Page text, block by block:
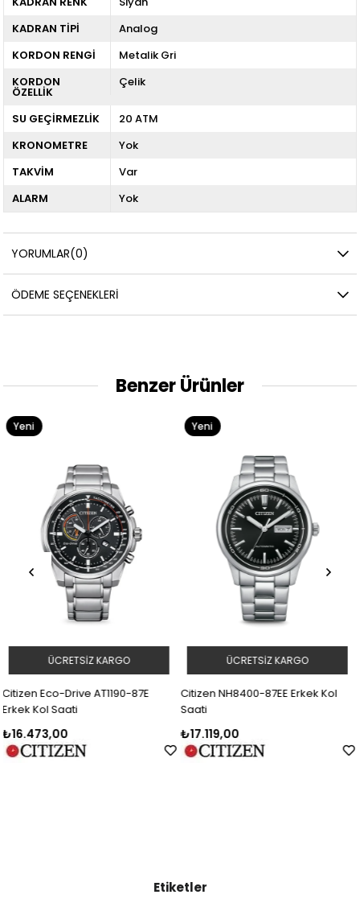
KADRAN TİPİ
Analog
KORDON RENGİ
Metalik Gri
KORDON
ÖZELLİK
Çelik
SU GEÇİRMEZLİK
20 ATM
KRONOMETRE
Yok
TAKVİM
Var
ALARM
Yok
YORUMLAR(0)
ÖDEME SEÇENEKLERI
Benzer Ürünler
87E
Citizen NH8400-87EE Erkek Kol
Saati
₺17.119,00
ÜCRETSIZ KARGO
Citizen NH8400-87LE
₺16.473,00
ÜCRETSIZ
Etiketler